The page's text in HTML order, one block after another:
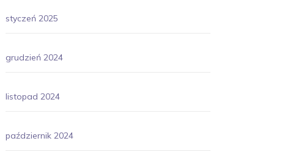
styczeń 2025
grudzień 2024
listopad 2024
październik 2024